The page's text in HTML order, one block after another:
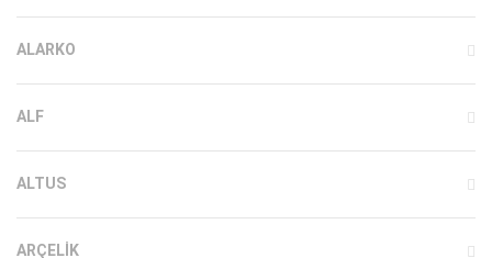
ALARKO
ALF
ALTUS
ARÇELIK